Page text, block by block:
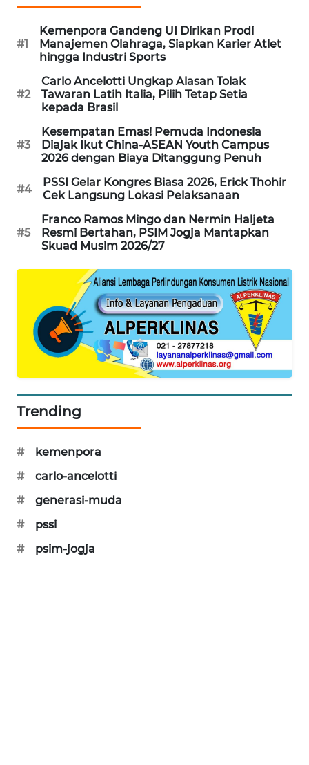
#1
Kemenpora Gandeng UI Dirikan Prodi
Manajemen Olahraga, Siapkan Karier Atlet
hingga Industri Sports
#2
Carlo Ancelotti Ungkap Alasan Tolak
Tawaran Latih Italia, Pilih Tetap Setia
kepada Brasil
#3
Kesempatan Emas! Pemuda Indonesia
Diajak Ikut China-ASEAN Youth Campus
2026 dengan Biaya Ditanggung Penuh
#4
PSSI Gelar Kongres Biasa 2026, Erick Thohir
Cek Langsung Lokasi Pelaksanaan
#5
Franco Ramos Mingo dan Nermin Haljeta
Resmi Bertahan, PSIM Jogja Mantapkan
Skuad Musim 2026/27
Trending
#
kemenpora
#
carlo-ancelotti
#
generasi-muda
#
pssi
#
psim-jogja
LISTRIK
MASYARAKAT
KELISTRIKAN
WALINKI
ID
ID
MARTABAT
NET
PLN
MKLI
LPKKI
LKKI
KOPEKLIN
PORTAL
KONSUMEN
FORWAMKI
ALPERKLINAS